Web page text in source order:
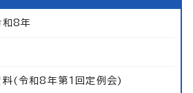
8年
(令和8年第1回定例会)